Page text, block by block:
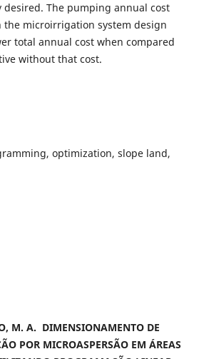
The pumping annual cost
the microirrigation system design
total annual cost when compared
without that cost.
optimization, slope land,
M. A. DIMENSIONAMENTO DE
POR MICROASPERSÃO EM ÁREAS